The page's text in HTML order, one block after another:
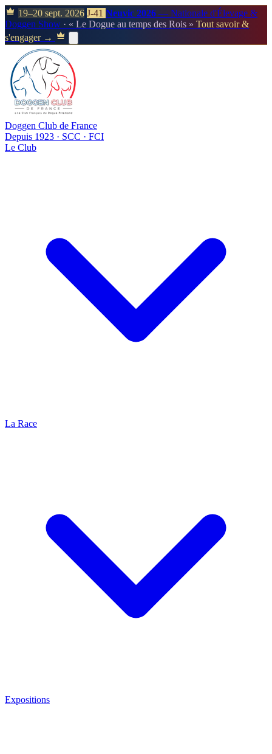
19–20 sept. 2026 J-41 Neuvic 2026 — Nationale d'Élevage &
Doggen Show · « Le Dogue au temps des Rois » Tout savoir &
s'engager →
Doggen Club de France
Depuis 1923 · SCC · FCI
Le Club
La Race
Expositions